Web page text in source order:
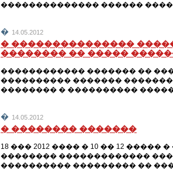
�������������� ������
� 14.05.2012
� ���������������
�������� �� �����
������������ ������� ��
���������� �������
�������� � ����������
� 14.05.2012
� �������� �������
18 ��� 2012 ���� � 10 �� 12
�������� �������������
���������� ��������� ��